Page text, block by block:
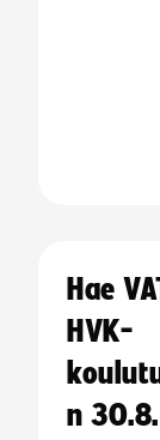
Hae
HVK-
n 30.8.